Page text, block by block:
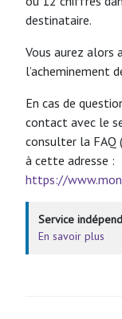
destinataire.
Vous aurez alors
l’acheminement
En cas de
contact avec le
consulter la FAQ
à cette adresse :
https://
Service
En savoir plus